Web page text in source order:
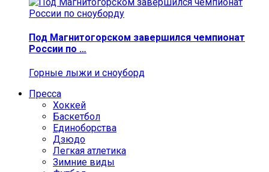
Под Магнитогорском завершился чемпионат
России по …
Горные лыжи и сноуборд
Пресса
Хоккей
Баскетбол
Единоборства
Дзюдо
Легкая атлетика
Зимние виды